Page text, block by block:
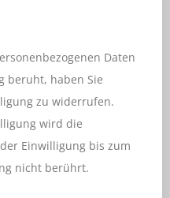
Daten
beruht, haben Sie
zu widerrufen.
wird die
Einwilligung bis zum
nicht berührt.